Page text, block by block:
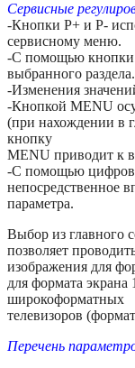
Сервисные
-Кнопки P+ и P-
сервисному меню.
-С помощью кнопки
выбранного раздела.
-Изменения
-Кнопкой MENU
(при нахождении в
кнопку
MENU приводит к
-С помощью
непосредственное
параметра.
Выбор из главного
позволяет
изображения для
для формата
широкоформатных
телевизоров
Перечень